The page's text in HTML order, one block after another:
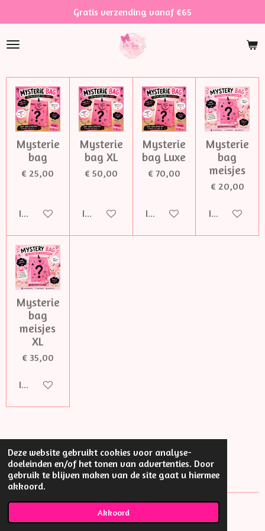
Deze website gebruikt cookies voor analyse-
doeleinden en/of het tonen van advertenties. Door
gebruik te blijven maken van de site gaat u hiermee
akkoord.
Akkoord
direct
naar
Gratis verzending vanaf €65
Mysterie
bag
€ 25,00
In winkelwagen
Mysterie
bag XL
€ 50,00
In winkelwagen
Mysterie
bag Luxe
€ 70,00
In winkelwagen
Mysterie
bag
meisjes
€ 20,00
In
Mysterie
bag
meisjes
XL
€ 35,00
In winkelwagen